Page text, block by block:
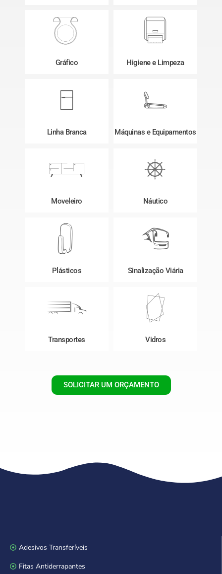
Gráfico Higiene e Limpeza
Linha Branca Máquinas e Equipamentos
Moveleiro Náutico
Plásticos Sinalização Viária
Transportes Vidros
SOLICITAR UM ORÇAMENTO
Adesivos Transferíveis
Fitas Antiderrapantes